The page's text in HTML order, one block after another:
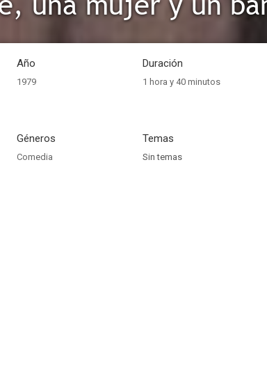
Año
1979
Duración
1 hora y 40 minutos
Géneros
Comedia
Temas
Sin temas